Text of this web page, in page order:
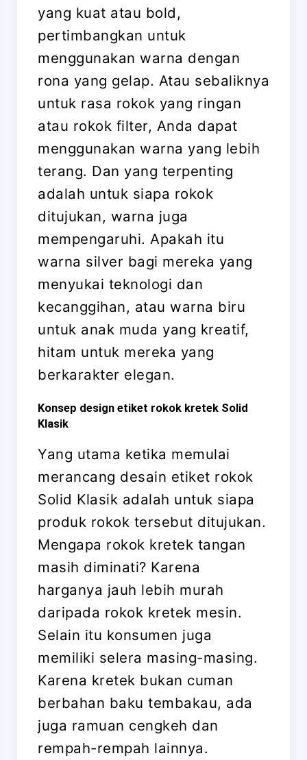
yang kuat atau bold,
pertimbangkan untuk
menggunakan warna dengan
rona yang gelap. Atau sebaliknya
untuk rasa rokok yang ringan
atau rokok filter, Anda dapat
menggunakan warna yang lebih
terang. Dan yang terpenting
adalah untuk siapa rokok
ditujukan, warna juga
mempengaruhi. Apakah itu
warna silver bagi mereka yang
menyukai teknologi dan
kecanggihan, atau warna biru
untuk anak muda yang kreatif,
hitam untuk mereka yang
berkarakter elegan.
Konsep design etiket rokok kretek Solid
Klasik
Yang utama ketika memulai
merancang desain etiket rokok
Solid Klasik adalah untuk siapa
produk rokok tersebut ditujukan.
Mengapa rokok kretek tangan
masih diminati? Karena
harganya jauh lebih murah
daripada rokok kretek mesin.
Selain itu konsumen juga
memiliki selera masing-masing.
Karena kretek bukan cuman
berbahan baku tembakau, ada
juga ramuan cengkeh dan
rempah-rempah lainnya.